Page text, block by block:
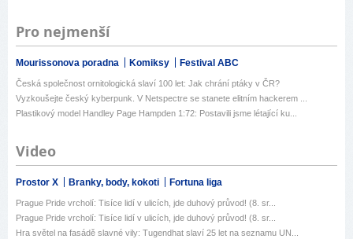
Pro nejmenší
Mourissonova poradna Komiksy Festival ABC
Česká společnost ornitologická slaví 100 let: Jak chrání ptáky v ČR?
Vyzkoušejte český kyberpunk. V Netspectre se stanete elitním hackerem ...
Plastikový model Handley Page Hampden 1:72: Postavili jsme létající ku...
Video
Prostor X Branky, body, kokoti Fortuna liga
Prague Pride vrcholí: Tisíce lidí v ulicích, jde duhový průvod! (8. sr...
Prague Pride vrcholí: Tisíce lidí v ulicích, jde duhový průvod! (8. sr...
Hra světel na fasádě slavné vily: Tugendhat slaví 25 let na seznamu UN...